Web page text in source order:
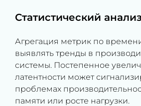
Статистический
Агрегация метрик по
выявлять тренды в
системы. Постепенное
латентности может
проблемах
памяти или росте нагрузки.